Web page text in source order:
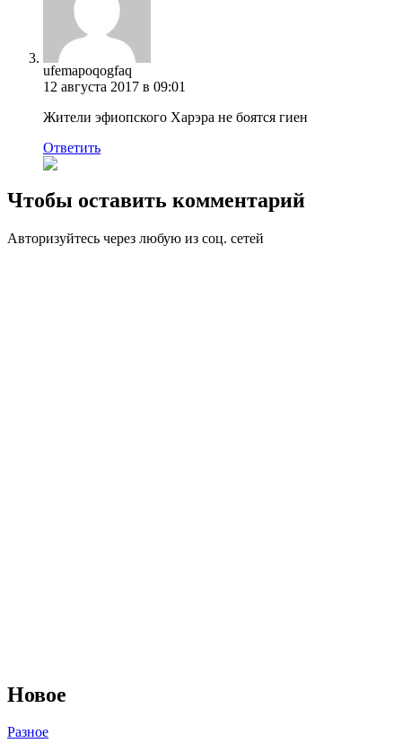
ufemapoqogfaq
12 августа 2017 в 09:01
Жители эфиопского Харэра не боятся гиен
Ответить
Чтобы оставить комментарий
Авторизуйтесь через любую из соц. сетей
Новое
Разное